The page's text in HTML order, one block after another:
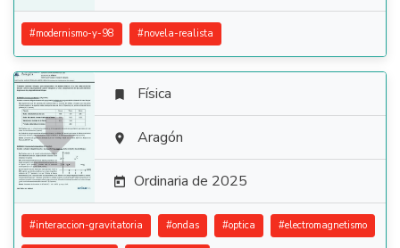
#modernismo-y-98 #novela-realista

 Física
 Aragón
 Ordinaria de 2025
#interaccion-gravitatoria #ondas #optica #electromagnetismo